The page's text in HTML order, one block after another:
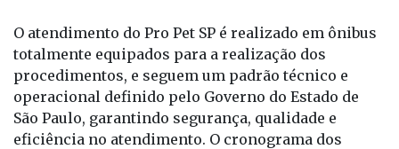
O atendimento do Pro Pet SP é realizado em ônibus
totalmente equipados para a realização dos
procedimentos, e seguem um padrão técnico e
operacional definido pelo Governo do Estado de
São Paulo, garantindo segurança, qualidade e
eficiência no atendimento. O cronograma dos